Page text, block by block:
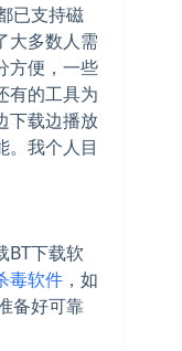
已支持磁
大多数人需
方便，一些
有的工具为
下载边播放
。我个人目
BT下载软
毒软件 ，如
备好可靠